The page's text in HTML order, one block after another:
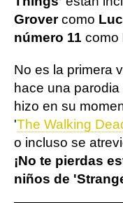
Grovercomo
número 11 como
No es la primera
hace una
hizo en su
'The Walking
o incluso se
¡No te pierdas
niños de